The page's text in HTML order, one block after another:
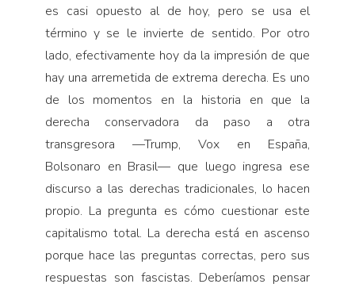
es casi opuesto al de hoy, pero se usa el
término y se le invierte de sentido. Por otro
lado, efectivamente hoy da la impresión de que
hay una arremetida de extrema derecha. Es uno
de los momentos en la historia en que la
derecha conservadora da paso a otra
transgresora —Trump, Vox en España,
Bolsonaro en Brasil— que luego ingresa ese
discurso a las derechas tradicionales, lo hacen
propio. La pregunta es cómo cuestionar este
capitalismo total. La derecha está en ascenso
porque hace las preguntas correctas, pero sus
respuestas son fascistas. Deberíamos pensar